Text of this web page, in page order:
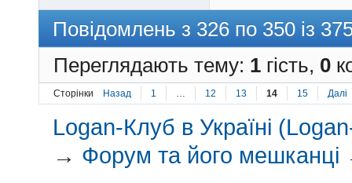
Повідомлень з 326 по 350 із
Переглядають тему: 1 гість, 0
Сторінки Назад 1 … 12 13 14 15 Далі
Logan-Клуб в Україні
→ Форум та його мешканці